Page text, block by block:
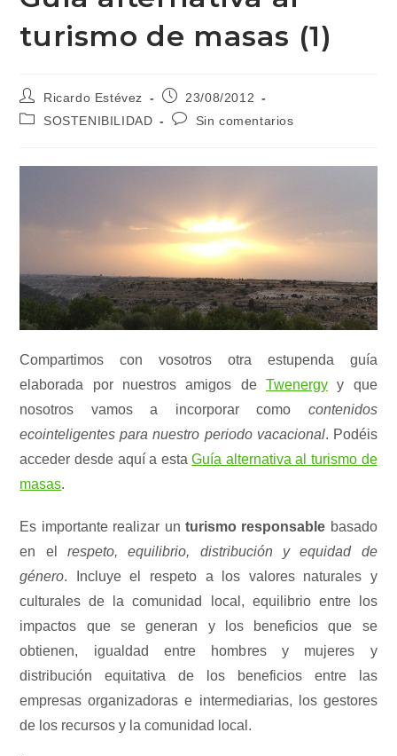
turismo de masas (1)
Autor
de
la
Ricardo Estévez
Publicación
de
23/08/2012
Categoría
entrada:
SOSTENIBILIDAD
Comentarios
entrada:
Sin comentarios
Compartimos con vosotros otra estupenda guía
elaborada por nuestros amigos de Twenergyy que
nosotros vamos a incorporar como contenidos
ecointeligentes para nuestro periodo vacacional. Podéis
acceder desde aquí a estaGuía alternativa al turismo de
masas.
Es importante realizar un turismo responsable basado
en elrespeto, equilibrio, distribución y equidad de
género. Incluye el respeto a los valores naturales y
culturales de la comunidad local, equilibrio entre los
impactos que se generan y los beneficios que se
obtienen, igualdad entre hombres y mujeres y
distribución equitativa de los beneficios entre las
empresas organizadoras e intermediarias, los gestores
de los recursos y la comunidad local.